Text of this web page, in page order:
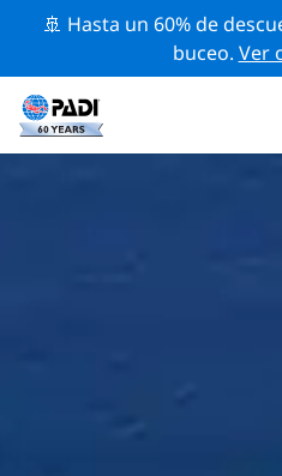
🚢 Hasta un 60% de
buceo. Ver